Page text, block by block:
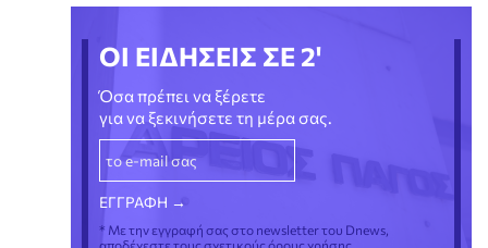
ΟΙ ΕΙΔΗΣΕΙΣ ΣΕ 2'
Όσα πρέπει να ξέρετε
για να ξεκινήσετε τη μέρα σας.
* Με την εγγραφή σας στο newsletter του Dnews,
αποδέχεστε τους σχετικούς όρους χρήσης